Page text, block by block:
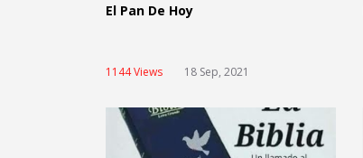
El Pan De Hoy
1144 Views 18 Sep, 2021